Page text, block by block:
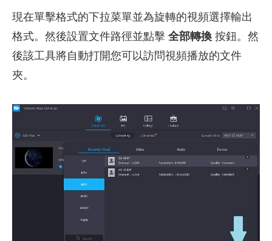
現在單擊格式的下拉菜單並為旋轉的視頻選擇輸出
格式。然後設置文件路徑並點擊 全部轉換 按鈕。然
後該工具將自動打開您可以訪問視頻播放的文件
夾。